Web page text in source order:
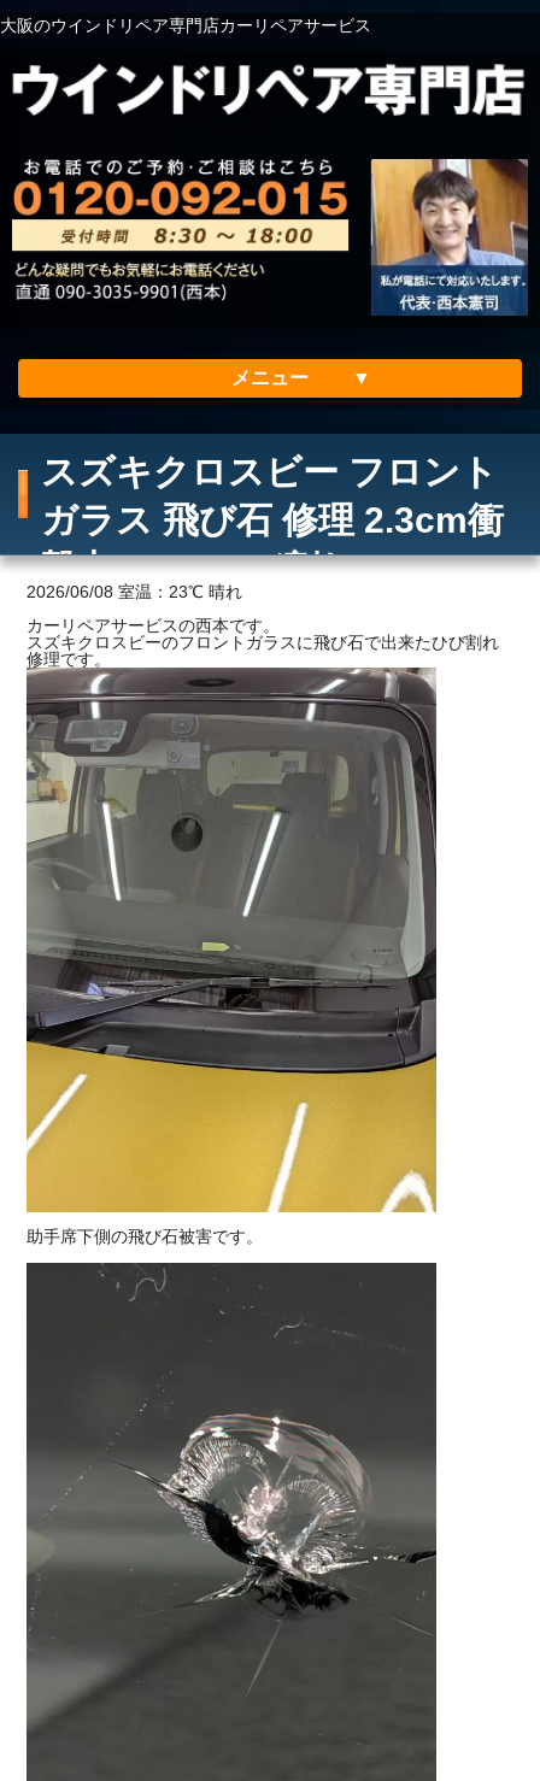
大阪のウインドリペア専門店カーリペアサービス
メニュー
会社案内
メリット
ご利用の流れ
価格
スズキクロスビー フロント
ガラス 飛び石 修理 2.3cm衝
撃点2つのひび割れ
2026/06/08 室温：23℃ 晴れ
カーリペアサービスの西本です。
スズキクロスビーのフロントガラスに飛び石で出来たひび割れ
修理です。
助手席下側の飛び石被害です。